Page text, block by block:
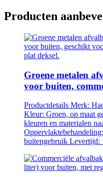
Producten
Groene metalen
voor buiten,
Productdetails Merk:
Kleur: Groen, op maat
kleuren en materialen
buitengebruik Levertijd: